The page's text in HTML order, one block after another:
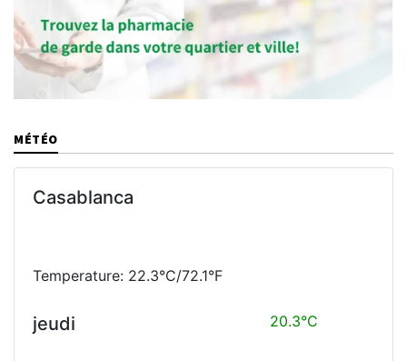
MÉTÉO
Casablanca
Temperature: 22.3°C/72.1°F
jeudi 20.3°C